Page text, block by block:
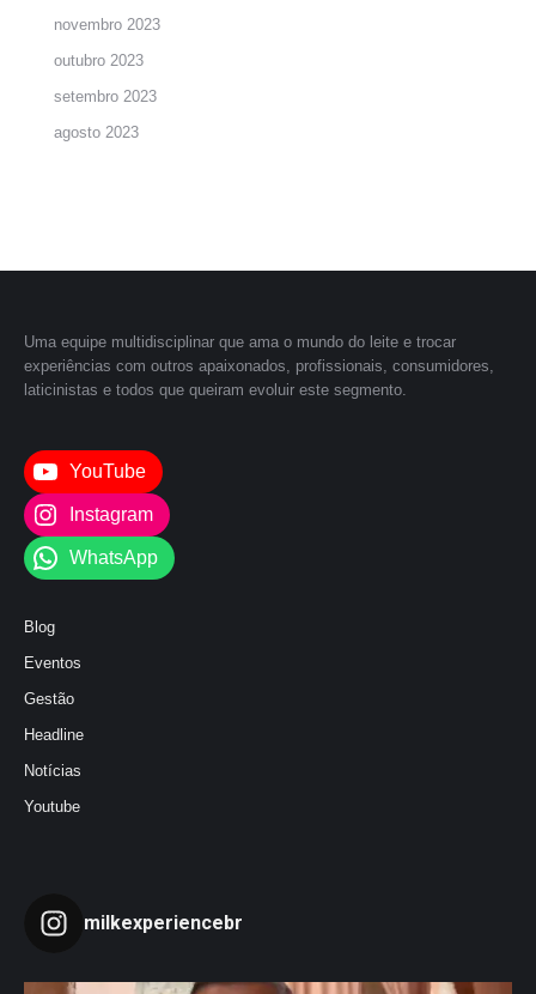
novembro 2023
outubro 2023
setembro 2023
agosto 2023
Uma equipe multidisciplinar que ama o mundo do leite e trocar
experiências com outros apaixonados, profissionais, consumidores,
laticinistas e todos que queiram evoluir este segmento.
YouTube
Instagram
WhatsApp
Blog
Eventos
Gestão
Headline
Notícias
Youtube
milkexperiencebr